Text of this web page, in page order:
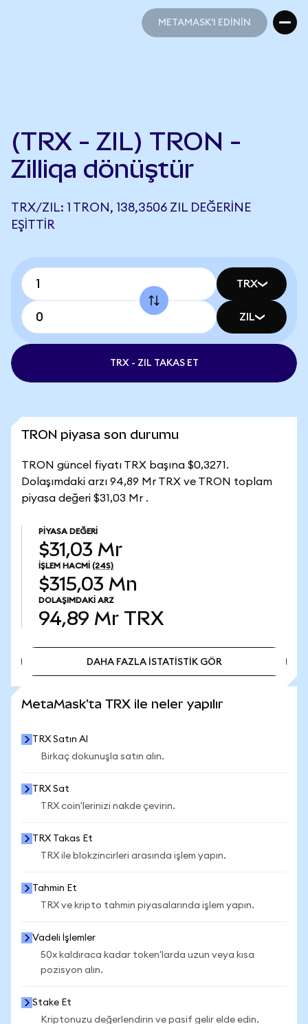
METAMASK'I EDİNİN
(TRX - ZIL) TRON -
Zilliqa dönüştür
TRX/ZIL: 1 TRON, 138,3506 ZIL DEĞERINE
EŞITTIR
TRX
ZIL
TRX - ZIL TAKAS ET
TRON piyasa son durumu
TRON güncel fiyatı TRX başına $0,3271.
Dolaşımdaki arzı 94,89 Mr TRX ve TRON toplam
piyasa değeri $31,03 Mr .
PIYASA DEĞERI
$31,03 Mr
İŞLEM HACMI (24S)
$315,03 Mn
DOLAŞIMDAKI ARZ
94,89 Mr TRX
DAHA FAZLA İSTATİSTİK GÖR
MetaMask'ta TRX ile neler yapılır
TRX Satın Al
Birkaç dokunuşla satın alın.
TRX Sat
TRX coin'lerinizi nakde çevirin.
TRX Takas Et
TRX ile blokzincirleri arasında işlem yapın.
Tahmin Et
TRX ve kripto tahmin piyasalarında işlem yapın.
Vadeli İşlemler
50x kaldıraca kadar token'larda uzun veya kısa
pozisyon alın.
Stake Et
Kriptonuzu değerlendirin ve pasif gelir elde edin.